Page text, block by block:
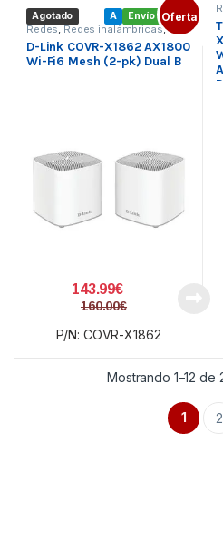
Envío gratis
A
Agotado Oferta
Redes,Redes inalámbricas,
Sistemas Mesh
D-Link COVR-X1862 AX1800
Wi-Fi6 Mesh (2-pk) Dual B
143.99€
160.00€
P/N: COVR-X1862
Mostrando 1–12 de
1 2